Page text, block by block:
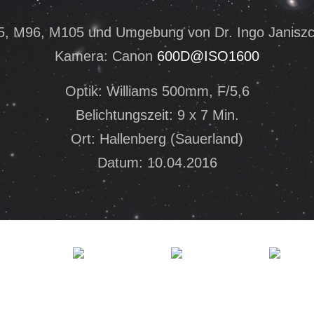
M96, M105 und Umgebung von Dr. Ingo
Kamera: Canon 600D@ISO1600
Optik: Williams 500mm, F/5,6
Belichtungszeit: 9 x 7 Min.
Ort: Hallenberg (Sauerland)
Datum: 10.04.2016